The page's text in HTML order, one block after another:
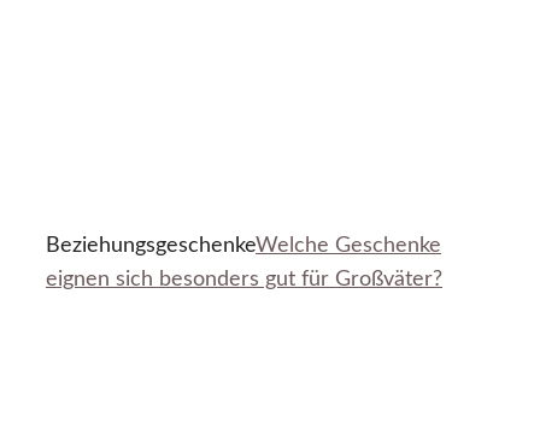
BeziehungsgeschenkeWelche Geschenke
eignen sich besonders gut für Großväter?